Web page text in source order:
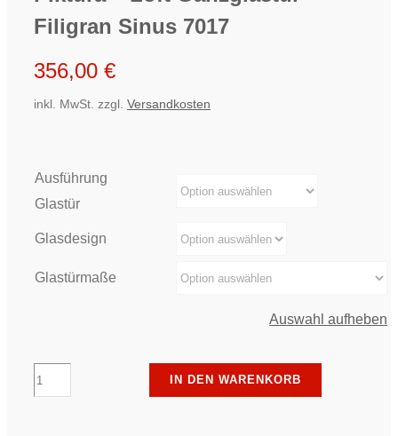
Filigran Sinus 7017
356,00 €
inkl. MwSt. zzgl. Versandkosten
Ausführung
Glastür
Glasdesign
Glastürmaße
Auswahl aufheben
Piktura
-
IN DEN WARENKORB